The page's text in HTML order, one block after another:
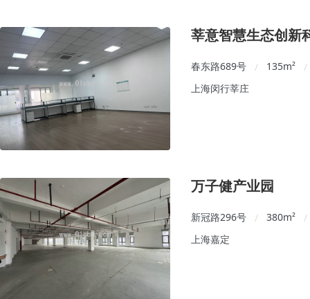
莘意智慧生态创新
春东路689号 / 135m²
/
上海闵行莘庄
万子健产业园
新冠路296号 / 380m²
/
上海嘉定